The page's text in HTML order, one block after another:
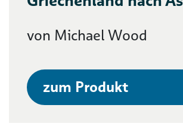
von Michael Wood
zum Produkt